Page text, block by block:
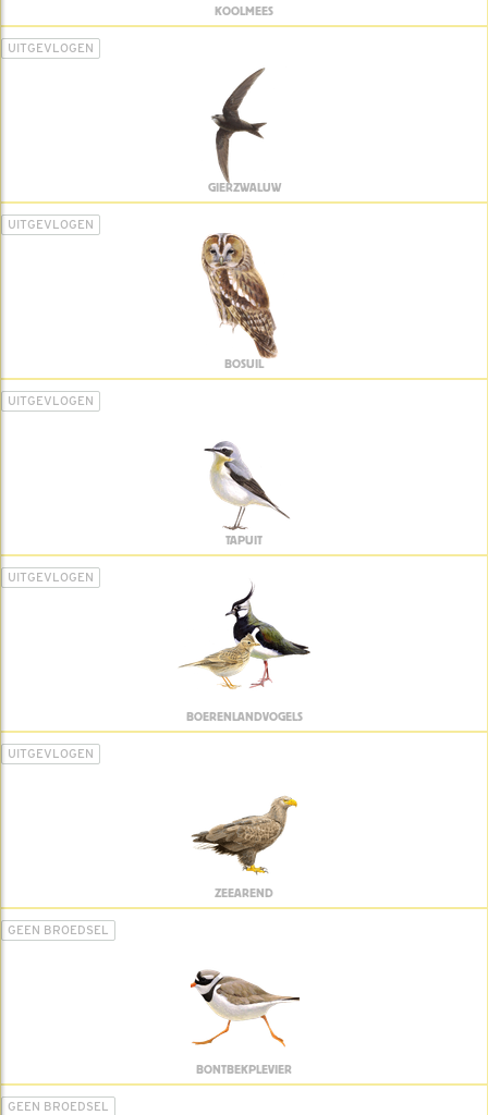
KOOLMEES
UITGEVLOGEN
GIERZWALUW
UITGEVLOGEN
BOSUIL
UITGEVLOGEN
TAPUIT
UITGEVLOGEN
BOERENLANDVOGELS
UITGEVLOGEN
ZEEAREND
GEEN BROEDSEL
BONTBEKPLEVIER
GEEN BROEDSEL